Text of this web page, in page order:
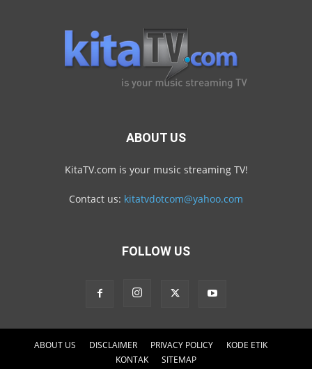
ABOUT US
KitaTV.com is your music streaming TV!
Contact us: kitatvdotcom@yahoo.com
FOLLOW US
ABOUT US DISCLAIMER PRIVACY POLICY
KODE ETIK
KONTAK
SITEMAP